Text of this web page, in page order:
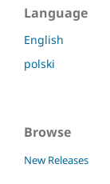
Language
English
polski
Browse
New Releases